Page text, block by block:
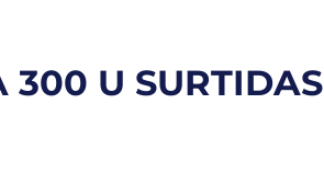
300 U SURTIDAS